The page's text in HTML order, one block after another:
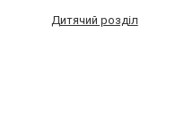
Дитячий розділ